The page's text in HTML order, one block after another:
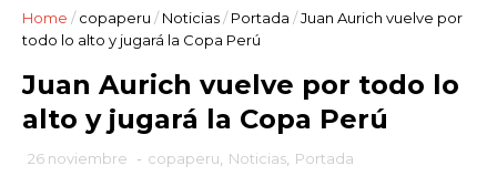
Home / copaperu / Noticias/ Portada /Juan Aurich vuelve por
todo lo alto y jugará la Copa Perú
Juan Aurich vuelve por todo lo
alto y jugará la Copa Perú
26 noviembre - copaperu, Noticias, Portada